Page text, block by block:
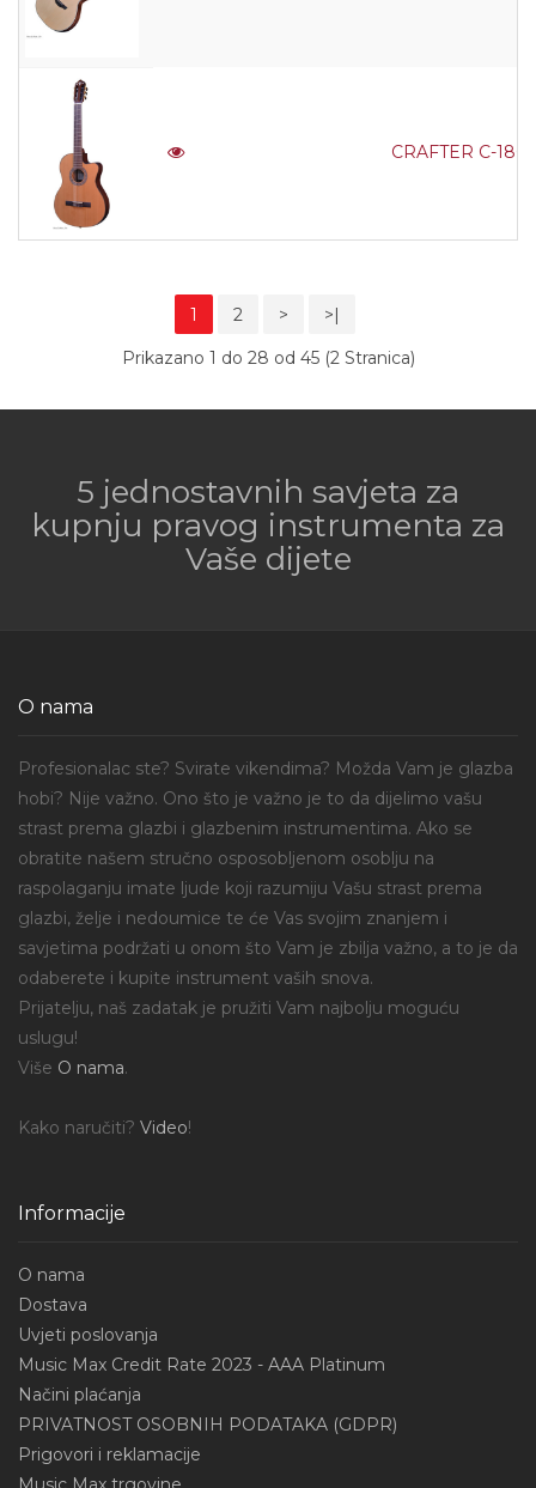
CRAFTER C-
1 2 > >|
Prikazano 1 do 28 od 45 (2 Stranica)
5 jednostavnih savjeta za
kupnju pravog instrumenta za
Vaše dijete
O nama
Profesionalac ste? Svirate vikendima? Možda Vam je glazba
hobi? Nije važno. Ono što je važno je to da dijelimo vašu
strast prema glazbi i glazbenim instrumentima. Ako se
obratite našem stručno osposobljenom osoblju na
raspolaganju imate ljude koji razumiju Vašu strast prema
glazbi, želje i nedoumice te će Vas svojim znanjem i
savjetima podržati u onom što Vam je zbilja važno, a to je da
odaberete i kupite instrument vaših snova.
Prijatelju, naš zadatak je pružiti Vam najbolju moguću
uslugu!
Više O nama.
Kako naručiti? Video!
Informacije
O nama
Dostava
Uvjeti poslovanja
Music Max Credit Rate 2023 - AAA Platinum
Načini plaćanja
PRIVATNOST OSOBNIH PODATAKA (GDPR)
Prigovori i reklamacije